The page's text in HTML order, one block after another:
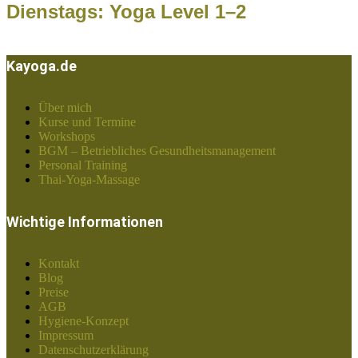
Dienstags: Yoga Level 1–2
Kayoga.de
Über mich
Kurse und Termine
Workshops
BGM – Betriebliches Gesundheitsmanagement
Personal Training
Thai-Yoga-Massage
Wichtige Informationen
Kontakt
Blog
Preise
AGB
Hygiene-Konzept
Impressum
Datenschutzerklärung